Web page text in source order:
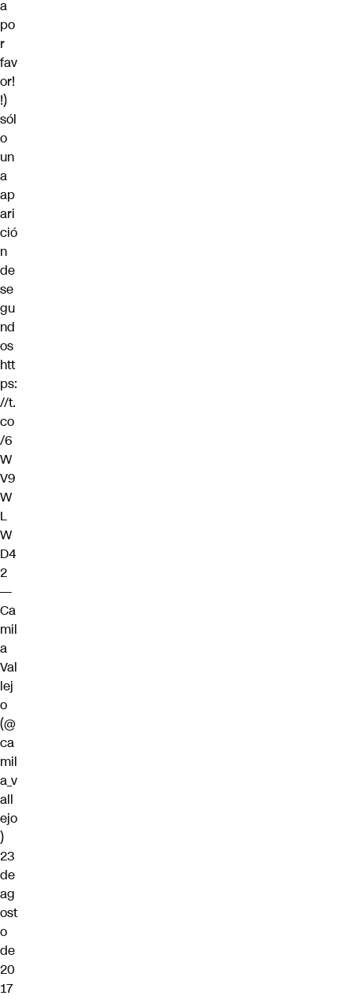
a
po
r
fav
or!
!)
sól
o
un
a
ap
ari
ció
n
de
se
gu
nd
os
htt
ps:
//t.
co
/6
W
V9
W
L
W
D4
2
—
Ca
mil
a
Val
lej
o
(@
ca
mil
a_v
all
ejo
)
23
de
ag
ost
o
de
20
17